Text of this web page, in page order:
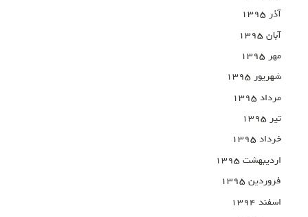
آذر ۱۳۹۵
آبان ۱۳۹۵
مهر ۱۳۹۵
شهریور ۱۳۹۵
مرداد ۱۳۹۵
تیر ۱۳۹۵
خرداد ۱۳۹۵
اردیبهشت ۱۳۹۵
فروردین ۱۳۹۵
اسفند ۱۳۹۴